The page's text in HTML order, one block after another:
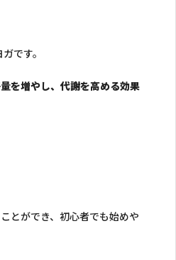
です。
を増やし、代謝を高める効果
とができ、初心者でも始めや